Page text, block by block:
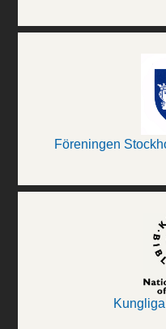
Föreningen